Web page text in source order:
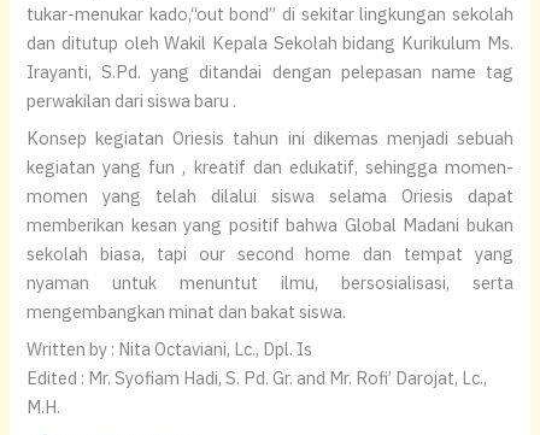
tukar-menukar kado,“out bond” di sekitar lingkungan sekolah
dan ditutup oleh Wakil Kepala Sekolah bidang Kurikulum Ms.
Irayanti, S.Pd. yang ditandai dengan pelepasan name tag
perwakilan dari siswa baru .
Konsep kegiatan Oriesis tahun ini dikemas menjadi sebuah
kegiatan yang fun , kreatif dan edukatif, sehingga momen-
momen yang telah dilalui siswa selama Oriesis dapat
memberikan kesan yang positif bahwa Global Madani bukan
sekolah biasa, tapi our second home dan tempat yang
nyaman untuk menuntut ilmu, bersosialisasi, serta
mengembangkan minat dan bakat siswa.
Written by : Nita Octaviani, Lc., Dpl. Is
Edited : Mr. Syofiam Hadi, S. Pd. Gr. and Mr. Rofi’ Darojat, Lc.,
M.H.